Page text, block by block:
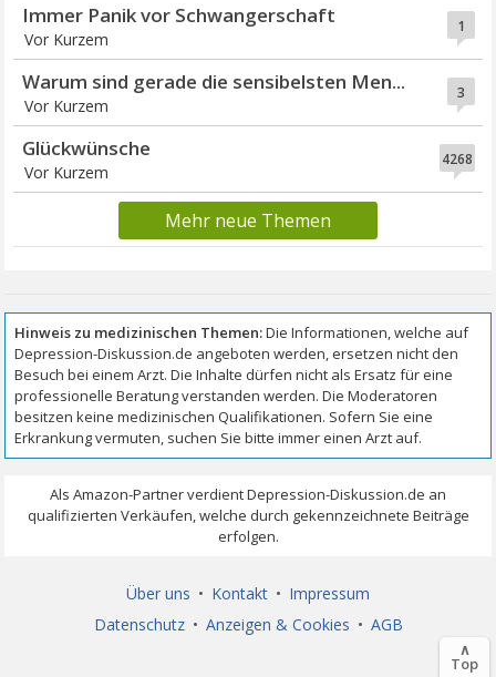
1
Immer Panik vor Schwangerschaft
Vor Kurzem
3
Warum sind gerade die sensibelsten Men...
Vor Kurzem
4268
Glückwünsche
Vor Kurzem
Mehr neue Themen
Über uns • Kontakt • Impressum
Datenschutz • Anzeigen & Cookies • AGB
∧
Top